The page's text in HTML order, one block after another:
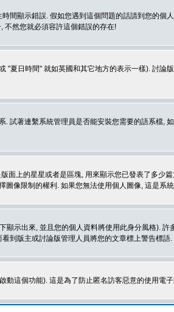
間顯示錯誤. 假如您遇到這個問題的話請到您的
不然您就必須容許這個錯誤的存在!
夏日時間" 就如英國和其它地方的表示一樣). 討
試著連繫系統管理員是否能安裝您需要的語系檔
上的星星或者是區塊, 用來顯示您已發表了多少
像限制的權利. 如果您無法使用個人圖像, 這是
示出來, 並且您的個人資料將使用此身分風格).
到版主或討論版管理人員將您的文章標上警告標語.
動這個功能). 這是為了防止匿名訪客惡意的使用電